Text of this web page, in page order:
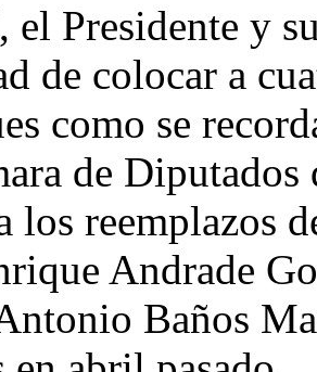
el Presidente y
de colocar a
como se
de
los reemplazos
Andrade
Baños